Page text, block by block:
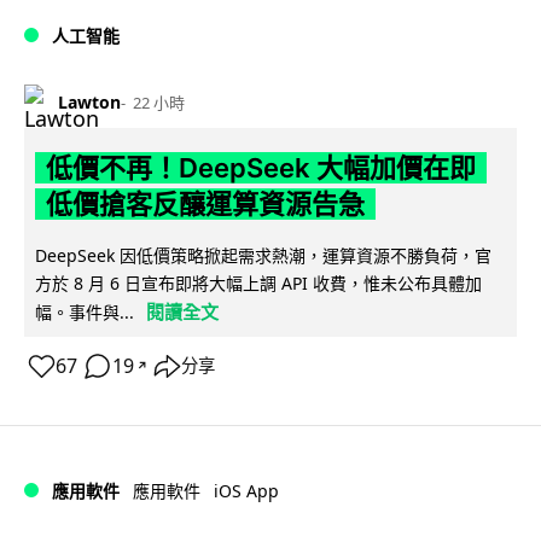
人工智能
Lawton 22 小時
低價不再！DeepSeek 大幅加價在即
低價搶客反釀運算資源告急
DeepSeek 因低價策略掀起需求熱潮，運算資源不勝負荷，官
方於 8 月 6 日宣布即將大幅上調 API 收費，惟未公布具體加
幅。事件與...
閱讀全文
67 19 ↗ 分享
應用軟件 應用軟件 iOS App